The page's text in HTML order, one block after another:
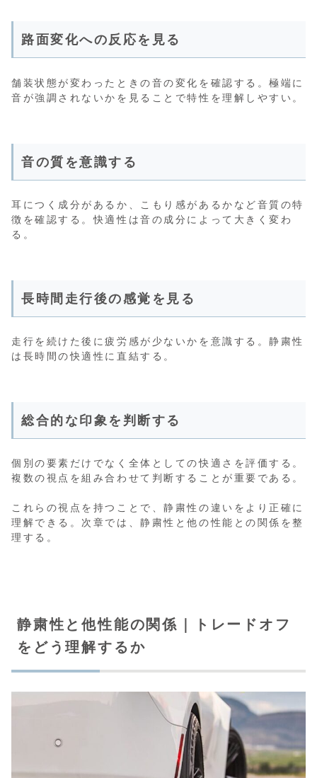
路面変化への反応を見る
舗装状態が変わったときの音の変化を確認する。極端に
音が強調されないかを見ることで特性を理解しやすい。
音の質を意識する
耳につく成分があるか、こもり感があるかなど音質の特
徴を確認する。快適性は音の成分によって大きく変わ
る。
長時間走行後の感覚を見る
走行を続けた後に疲労感が少ないかを意識する。静粛性
は長時間の快適性に直結する。
総合的な印象を判断する
個別の要素だけでなく全体としての快適さを評価する。
複数の視点を組み合わせて判断することが重要である。
これらの視点を持つことで、静粛性の違いをより正確に
理解できる。次章では、静粛性と他の性能との関係を整
理する。
静粛性と他性能の関係｜トレードオフ
をどう理解するか